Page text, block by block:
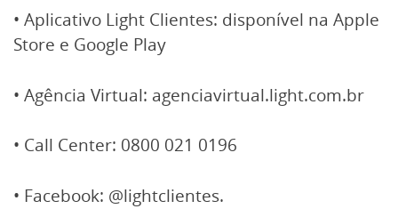
• Aplicativo Light Clientes: disponível na Apple
Store e Google Play
• Agência Virtual: agenciavirtual.light.com.br
• Call Center: 0800 021 0196
• Facebook: @lightclientes.